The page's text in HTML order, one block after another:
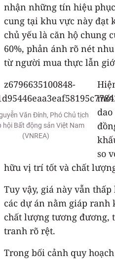
nhận những tín hiệu
cung tại khu vực này đạt
chủ yếu là căn hộ chung
60%, phản ánh rõ nét
từ người mua thực lẫn
Văn Đính, Phó Chủ tịch
hội Bất động sản Việt Nam
(VNREA)
so
hữu vị trí tốt và chất
Tuy vậy, giá này vẫn thấp
các dự án nằm giáp ranh
chất lượng tương đương,
tranh rõ rệt.
Trong bối cảnh quy